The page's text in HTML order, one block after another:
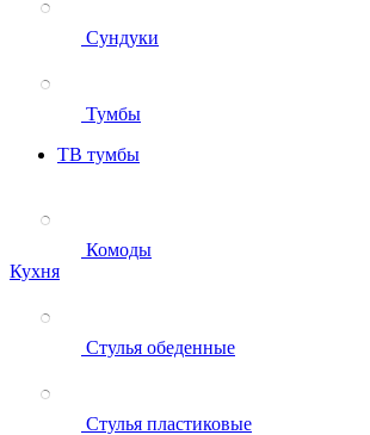
Сундуки
Тумбы
ТВ тумбы
Комоды
Кухня
Стулья обеденные
Стулья пластиковые